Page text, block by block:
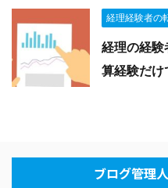
経理経験者の
経理の経験
算経験だけ
ブログ管理